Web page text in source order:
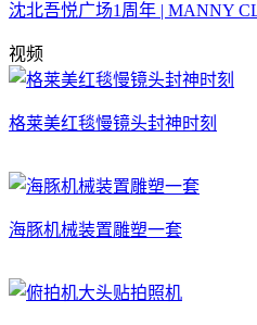
沈北吾悦广场1周年 | MANNY
视频
格莱美红毯慢镜头封神时刻
海豚机械装置雕塑一套